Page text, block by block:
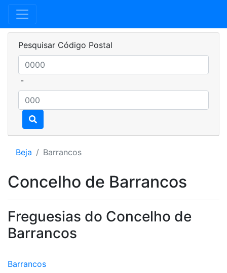
Pesquisar Código Postal
-
Beja Barrancos
Concelho de Barrancos
Freguesias do Concelho de
Barrancos
Barrancos